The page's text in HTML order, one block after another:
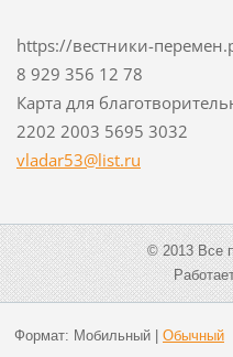
https://вестники-
8 929 356 12 78
Карта для
2202 2003 5695 3032
vladar53@list.ru
© 2013 Все
Формат: Мобильный| Обычный